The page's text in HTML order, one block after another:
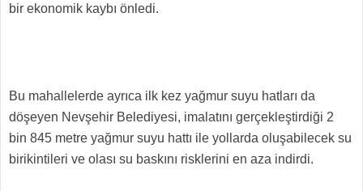
bir ekonomik kaybı önledi.
Bu mahallelerde ayrıca ilk kez yağmur suyu hatları da
döşeyen Nevşehir Belediyesi, imalatını gerçekleştirdiği 2
bin 845 metre yağmur suyu hattı ile yollarda oluşabilecek su
birikintileri ve olası su baskını risklerini en aza indirdi.